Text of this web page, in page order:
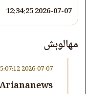
2026-07-07 12:34:25
مهالوېش
2026-07-07 05:07:12
Ariananews